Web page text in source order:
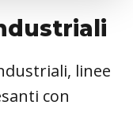
linee
con